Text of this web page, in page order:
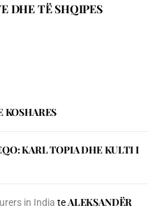
DHE TË SHQIPES
KOSHARES
KARL TOPIA DHE KULTI I
in India teALEKSANDËR